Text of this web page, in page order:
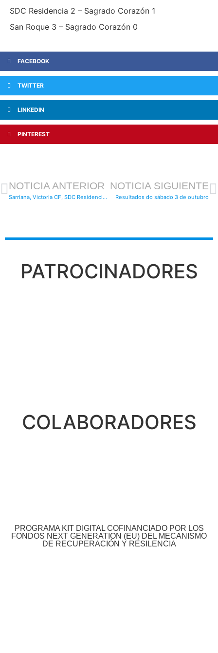
SDC Residencia 2 – Sagrado Corazón 1
San Roque 3 – Sagrado Corazón 0
FACEBOOK
TWITTER
LINKEDIN
PINTEREST
NOTICIA ANTERIOR
Sarriana, Victoria CF, SDC Residencia e CD Lugo, triunfadores do VII Torneo de Verán de fútbol base “Cidade de Lugo”
NOTICIA SIGUIENTE
Resultados do sábado 3 de outubro
PATROCINADORES
COLABORADORES
PROGRAMA KIT DIGITAL COFINANCIADO POR LOS
FONDOS NEXT GENERATION (EU) DEL MECANISMO
DE RECUPERACIÓN Y RESILENCIA